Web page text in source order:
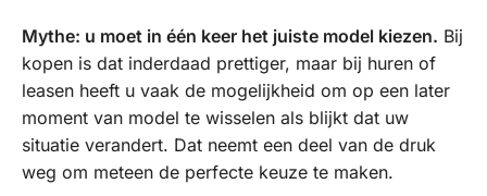
Mythe: u moet in één keer het juiste model kiezen. Bij
kopen is dat inderdaad prettiger, maar bij huren of
leasen heeft u vaak de mogelijkheid om op een later
moment van model te wisselen als blijkt dat uw
situatie verandert. Dat neemt een deel van de druk
weg om meteen de perfecte keuze te maken.